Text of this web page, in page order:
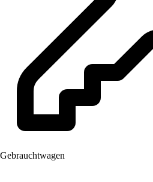
Gebrauchtwagen